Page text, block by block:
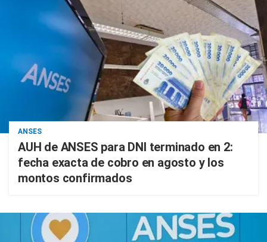
ANSES
AUH de ANSES para DNI terminado en 2:
fecha exacta de cobro en agosto y los
montos confirmados